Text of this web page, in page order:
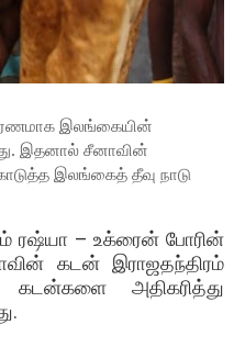
இலங்கையின்
இதனால் சீனாவின்
இலங்கைத் தீவு நாடு
ரஷ்யா – உக்ரைன் போரின்
கடன் இராஜதந்திரம்
கடன்களை அதிகரித்து